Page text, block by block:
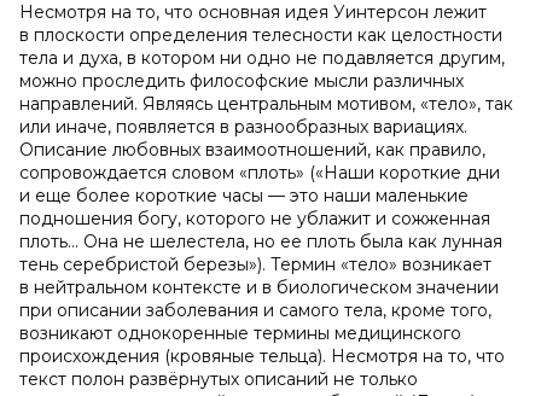
Несмотря на то, что основная идея Уинтерсон лежит
в плоскости определения телесности как целостности
тела и духа, в котором ни одно не подавляется другим,
можно проследить философские мысли различных
направлений. Являясь центральным мотивом, «тело», так
или иначе, появляется в разнообразных вариациях.
Описание любовных взаимоотношений, как правило,
сопровождается словом «плоть» («Наши короткие дни
и еще более короткие часы — это наши маленькие
подношения богу, которого не ублажит и сожженная
плоть… Она не шелестела, но ее плоть была как лунная
тень серебристой березы»). Термин «тело» возникает
в нейтральном контексте и в биологическом значении
при описании заболевания и самого тела, кроме того,
возникают однокоренные термины медицинского
происхождения (кровяные тельца). Несмотря на то, что
текст полон развёрнутых описаний не только